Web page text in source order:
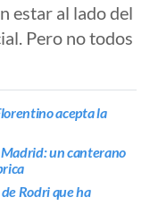
estar al lado del
Pero no todos
acepta la
Madrid: un canterano
Rodri que ha